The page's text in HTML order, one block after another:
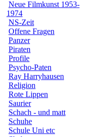
Neue Filmkunst 1953-
1974
NS-Zeit
Offene Fragen
Panzer
Piraten
Profile
Psycho-Paten
Ray Harryhausen
Religion
Rote Lippen
Saurier
Schach - und matt
Schuhe
Schule Uni etc